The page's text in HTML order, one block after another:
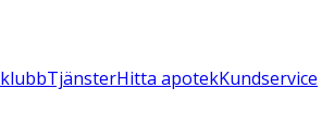
TjänsterHitta apotekKundservice